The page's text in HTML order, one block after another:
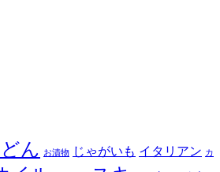
ん お漬物 じゃがいも イタリアン カ